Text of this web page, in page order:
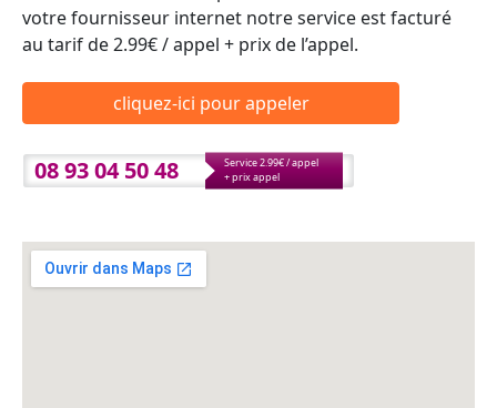
votre fournisseur internet notre service est facturé
au tarif de 2.99€ / appel + prix de l’appel.
cliquez-ici pour appeler
08 93 04 50 48
Service 2.99€ / appel
+ prix appel